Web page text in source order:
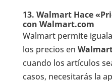
13. Walmart Hace
con Walmart.com
Walmart permite
los precios en
cuando los artículos
casos, necesitarás la